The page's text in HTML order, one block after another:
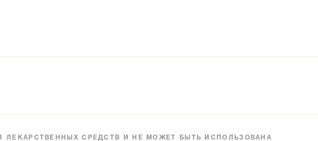
СРЕДСТВ И НЕ МОЖЕТ БЫТЬ ИСПОЛЬЗОВАНА